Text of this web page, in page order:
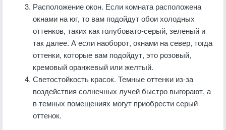
Расположение окон. Если комната расположена
окнами на юг, то вам подойдут обои холодных
оттенков, таких как голубовато-серый, зеленый и
так далее. А если наоборот, окнами на север, тогда
оттенки, которые вам подойдут, это розовый,
кремовый оранжевый или желтый.
Светостойкость красок. Темные оттенки из-за
воздействия солнечных лучей быстро выгорают, а
в темных помещениях могут приобрести серый
оттенок.